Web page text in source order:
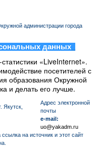
администрации города
данных
«LiveInternet».
посетителей с
образования Окружной
и делать его лучше.
Якутск,
Aдрес электронной
почты
e-mail:
uo@yakadm.ru
на источник и этот сайт